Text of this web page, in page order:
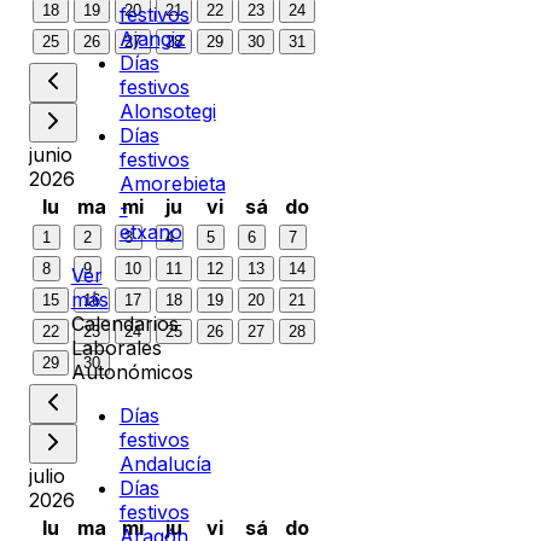
18
19 20 21 22 23
24
25
26 27 28 29 30 31
junio
2026
lu
ma mi ju vi sá do
1 2 3 4 5 6
7
8
9 10 11 12 13
14
15
16 17 18 19 20
21
22
23 24 25 26 27
28
29
30
julio
2026
lu
ma mi ju vi sá do
festivos
Ajangiz
Días
festivos
Alonsotegi
Días
festivos
Amorebieta
-
etxano
Ver
más
Calendarios
Laborales
Autonómicos
Días
festivos
Andalucía
Días
festivos